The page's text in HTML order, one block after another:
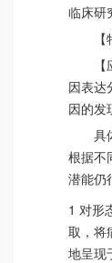
临床研
因表达
因的发
具
根据不
潜能仍
1 对形
取，将
地呈现